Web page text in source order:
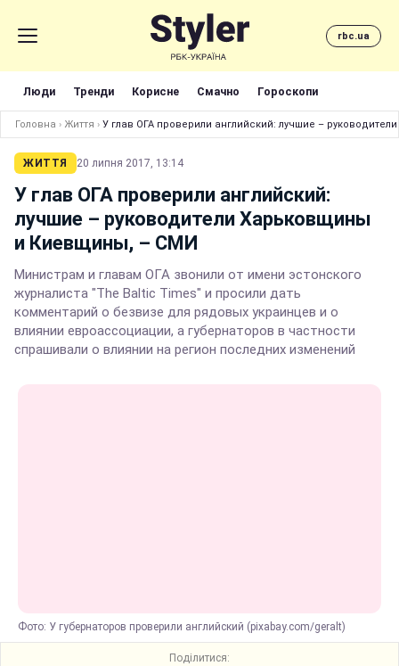
rbc.ua
Люди Тренди Корисне Смачно Гороскопи
Головна › Життя › У глав ОГА проверили английский: лучшие –
ЖИТТЯ 20 липня 2017, 13:14
У глав ОГА проверили английский:
лучшие – руководители Харьковщины
и Киевщины, – СМИ
Министрам и главам ОГА звонили от имени эстонского
журналиста "The Baltic Times" и просили дать
комментарий о безвизе для рядовых украинцев и о
влиянии евроассоциации, а губернаторов в частности
спрашивали о влиянии на регион последних изменений
Фото: У губернаторов проверили английский (pixabay.com/geralt)
Поділитися: